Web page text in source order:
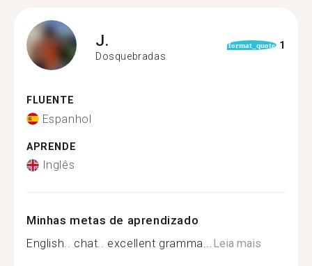
J.
Dosquebradas
format_quote 1
FLUENTE
Espanhol
APRENDE
Inglês
Minhas metas de aprendizado
English.. chat.. excellent gramma...Leia mais